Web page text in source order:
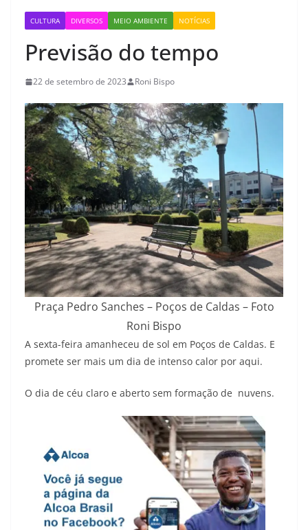
CULTURA DIVERSOS MEIO AMBIENTE NOTÍCIAS
Previsão do tempo
22 de setembro de 2023 Roni Bispo
Praça Pedro Sanches – Poços de Caldas – Foto
Roni Bispo
A sexta-feira amanheceu de sol em Poços de Caldas. E
promete ser mais um dia de intenso calor por aqui.
O dia de céu claro e aberto sem formação de nuvens.